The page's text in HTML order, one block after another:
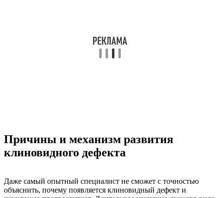
Причины и механизм развития
клиновидного дефекта
Даже самый опытный специалист не сможет с точностью
объяснить, почему появляется клиновидный дефект и